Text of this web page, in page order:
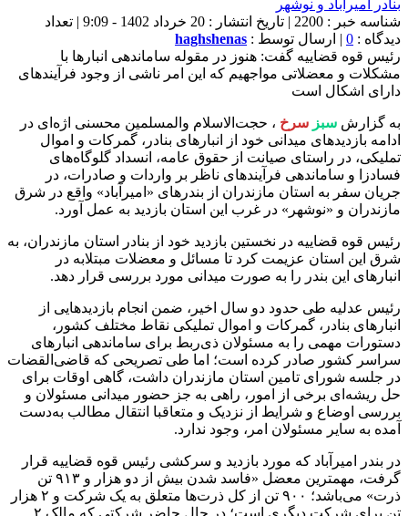
شناسه خبر : 2200 | تاریخ انتشار : 20 خرداد 1402 - 9:09 | تعداد
دیدگاه : 0 | ارسال توسط : haghshenas
رئیس قوه قضاییه گفت: هنوز در مقوله ساماندهی انبارها با
مشکلات و معضلاتی مواجهیم که این امر ناشی از وجود فرآیندهای
دارای اشکال است
به گزارش سبز سرخ ، حجت‌الاسلام والمسلمین محسنی اژه‌ای در
ادامه بازدیدهای میدانی خود از انبارهای بنادر، گمرکات و اموال
تملیکی، در‌ راستای صیانت از حقوق عامه، انسداد گلوگاه‌های
فسادزا و ساماندهی فرآیندهای ناظر بر واردات و صادرات، در
جریان سفر به استان مازندران از بندرهای «امیرآباد» واقع در شرق
مازندران و «نوشهر» در غرب این استان بازدید به عمل آورد.
رئیس قوه قضاییه در نخستین بازدید خود از بنادر استان مازندران، به
شرق این استان عزیمت کرد تا مسائل و معضلات مبتلابه در
انبارهای این بندر را به صورت میدانی مورد بررسی قرار دهد.
رئیس عدلیه طی حدود دو سال اخیر، ضمن انجام بازدیدهایی از
انبارهای بنادر، گمرکات و اموال تملیکی نقاط مختلف کشور،
دستورات مهمی را به مسئولان ذی‌ربط برای ساماندهی انبارهای
سراسر کشور صادر کرده است؛ اما طی تصریحی که قاضی‌القضات
در جلسه شورای تامین استان مازندران داشت، گاهی اوقات برای
حل ریشه‌ای برخی از امور، راهی به جز حضور میدانی مسئولان و
بررسی اوضاع و شرایط از نزدیک و متعاقبا انتقال مطالب به‌دست
آمده به سایر مسئولان امر، وجود ندارد.
در بندر امیرآباد که مورد بازدید و سرکشی رئیس قوه قضاییه قرار
گرفت، مهمترین معضل «فاسد شدن بیش از دو هزار و ۹۱۳ تن
ذرت» می‌باشد؛ ۹۰۰ تن از کل ذرت‌ها متعلق به یک شرکت و ۲ هزار
تن برای شرکت دیگری است؛ در حال حاضر شرکتی که مالک ۲